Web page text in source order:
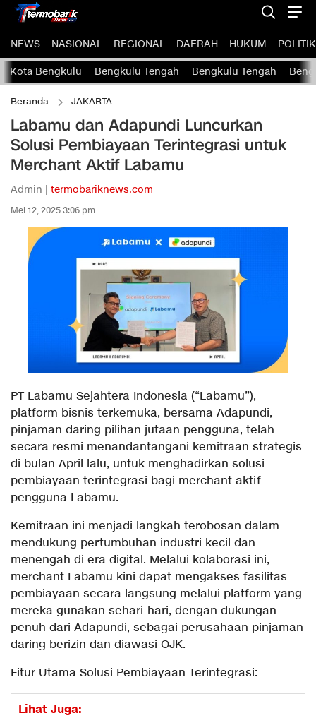
NEWS NASIONAL REGIONAL DAERAH HUKUM POLITIK
Kota Bengkulu Bengkulu Tengah Bengkulu Tengah
Beranda JAKARTA
Labamu dan Adapundi Luncurkan
Solusi Pembiayaan Terintegrasi untuk
Merchant Aktif Labamu
Admin | termobariknews.com
Mei 12, 2025 3:06 pm
PT Labamu Sejahtera Indonesia (“Labamu”),
platform bisnis terkemuka, bersama Adapundi,
pinjaman daring pilihan jutaan pengguna, telah
secara resmi menandantangani kemitraan strategis
di bulan April lalu, untuk menghadirkan solusi
pembiayaan terintegrasi bagi merchant aktif
pengguna Labamu.
Kemitraan ini menjadi langkah terobosan dalam
mendukung pertumbuhan industri kecil dan
menengah di era digital. Melalui kolaborasi ini,
merchant Labamu kini dapat mengakses fasilitas
pembiayaan secara langsung melalui platform yang
mereka gunakan sehari-hari, dengan dukungan
penuh dari Adapundi, sebagai perusahaan pinjaman
daring berizin dan diawasi OJK.
Fitur Utama Solusi Pembiayaan Terintegrasi:
Lihat Juga: